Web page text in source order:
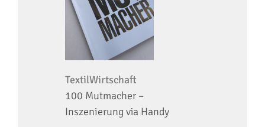
TextilWirtschaft
100 Mutmacher –
Inszenierung via Handy